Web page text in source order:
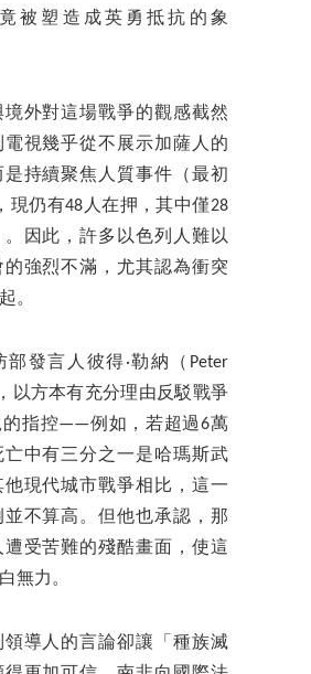
被塑造成英勇抵抗的象
外對這場戰爭的觀感截然
視幾乎從不展示加薩人的
持續聚焦人質事件（最初
現仍有48人在押，其中僅28
。因此，許多以色列人難以
強烈不滿，尤其認為衝突
。
發言人彼得·勒納（Peter
以方本有充分理由反駁戰爭
的指控——例如，若超過6萬
亡中有三分之一是哈瑪斯武
現代城市戰爭相比，這一
不算高。但他也承認，那
受苦難的殘酷畫面，使這
無力。
導人的言論卻讓「種族滅